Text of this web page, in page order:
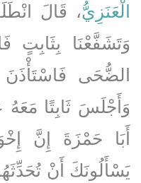
الْعَنَزِيُّ، قَالَ
وَتَشَفَّعْنَا بِثَابِتٍ
الضُّحَى فَاسْتَأْذَنَ
وَأَجْلَسَ ثَابِتًا
أَبَا حَمْزَةَ إِنَّ
يَسْأَلُونَكَ أَنْ